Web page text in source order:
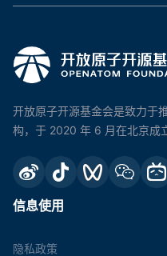
开放原子开源基金会是致力于
构，于 2020 年 6 月在北京成
信息使用
隐私政策